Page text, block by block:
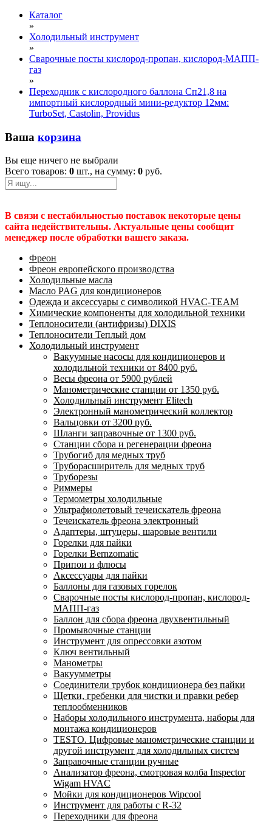
Каталог
»
Холодильный инструмент
»
Сварочные посты кислород-пропан, кислород-МАПП-
газ
»
Переходник с кислородного баллона Сп21,8 на
импортный кислородный мини-редуктор 12мм:
TurboSet, Castolin, Providus
Ваша корзина
Вы еще ничего не выбрали
Всего товаров: 0 шт., на сумму: 0 руб.
В связи с нестабильностью поставок некоторые цены
сайта недействительны. Актуальные цены сообщит
менеджер после обработки вашего заказа.
Фреон
Фреон европейского производства
Холодильные масла
Масло PAG для кондиционеров
Одежда и аксессуары с символикой HVAC-TEAM
Химические компоненты для холодильной техники
Теплоносители (антифризы) DIXIS
Теплоносители Теплый дом
Холодильный инструмент
Вакуумные насосы для кондиционеров и
холодильной техники от 8400 руб.
Весы фреона от 5900 рублей
Манометрические станции от 1350 руб.
Холодильный инструмент Elitech
Электронный манометрический коллектор
Вальцовки от 3200 руб.
Шланги заправочные от 1300 руб.
Станции сбора и регенерации фреона
Трубогиб для медных труб
Труборасширитель для медных труб
Труборезы
Риммеры
Термометры холодильные
Ультрафиолетовый течеискатель фреона
Течеискатель фреона электронный
Адаптеры, штуцеры, шаровые вентили
Горелки для пайки
Горелки Bernzomatic
Припои и флюсы
Аксессуары для пайки
Баллоны для газовых горелок
Сварочные посты кислород-пропан, кислород-
МАПП-газ
Баллон для сбора фреона двухвентильный
Промывочные станции
Инструмент для опрессовки азотом
Ключ вентильный
Манометры
Вакуумметры
Соединители трубок кондиционера без пайки
Щетки, гребенки для чистки и правки ребер
теплообменников
Наборы холодильного инструмента, наборы для
монтажа кондиционеров
TESTO. Цифровые манометрические станции и
другой инструмент для холодильных систем
Заправочные станции ручные
Анализатор фреона, смотровая колба Inspector
Wigam HVAC
Мойки для кондиционеров Wipcool
Инструмент для работы с R-32
Переходники для фреона